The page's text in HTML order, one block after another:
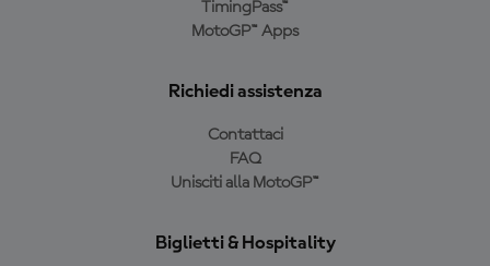
TimingPass™
MotoGP™ Apps
Richiedi assistenza
Contattaci
FAQ
Unisciti alla MotoGP™
Biglietti & Hospitality